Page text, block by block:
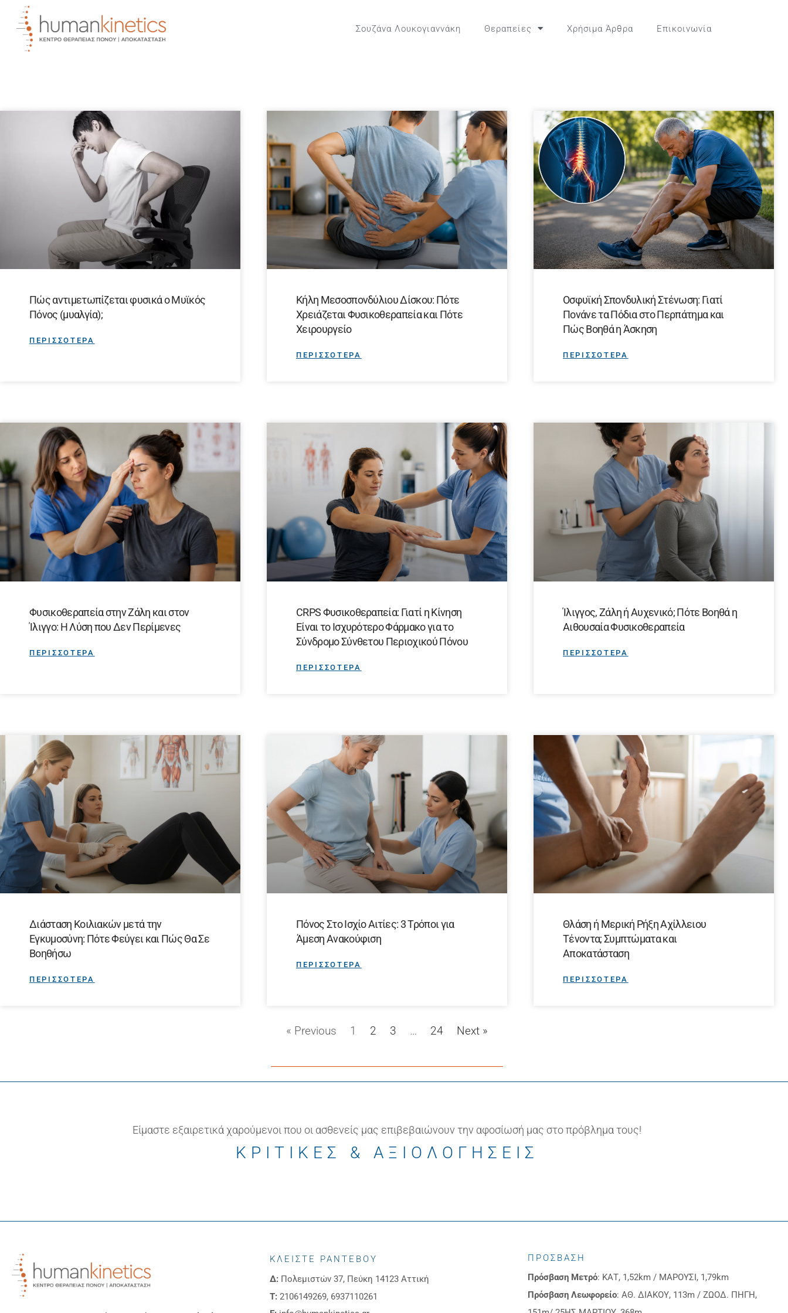
Σουζάνα Λουκογιαννάκη Θεραπείες Χρήσιμα Άρθρα Επικοινωνία
Πώς αντιμετωπίζεται φυσικά ο Μυϊκός
Πόνος (μυαλγία);
ΠΕΡΙΣΣΟΤΕΡΑ
Κήλη Μεσοσπονδύλιου Δίσκου: Πότε
Χρειάζεται Φυσικοθεραπεία και Πότε
Χειρουργείο
ΠΕΡΙΣΣΟΤΕΡΑ
Οσφυϊκή Σπονδυλική Στένωση: Γιατί
Πονάνε τα Πόδια στο Περπάτημα και
Πώς Βοηθά η Άσκηση
ΠΕΡΙΣΣΟΤΕΡΑ
Φυσικοθεραπεία στην Ζάλη και στον
Ίλιγγο: Η Λύση που Δεν Περίμενες
ΠΕΡΙΣΣΟΤΕΡΑ
CRPS Φυσικοθεραπεία: Γιατί η Κίνηση
Είναι το Ισχυρότερο Φάρμακο για το
Σύνδρομο Σύνθετου Περιοχικού Πόνου
ΠΕΡΙΣΣΟΤΕΡΑ
Ίλιγγος, Ζάλη ή Αυχενικό; Πότε Βοηθά η
Αιθουσαία Φυσικοθεραπεία
ΠΕΡΙΣΣΟΤΕΡΑ
Διάσταση Κοιλιακών μετά την
Εγκυμοσύνη: Πότε Φεύγει και Πώς Θα Σε
Βοηθήσω
ΠΕΡΙΣΣΟΤΕΡΑ
Πόνος Στο Ισχίο Αιτίες: 3 Τρόποι για
Άμεση Ανακούφιση
ΠΕΡΙΣΣΟΤΕΡΑ
Θλάση ή Μερική Ρήξη Αχίλλειου
Τένοντα; Συμπτώματα και
Αποκατάσταση
ΠΕΡΙΣΣΟΤΕΡΑ
« Previous 1 2 3 … 24 Next »
Είμαστε εξαιρετικά χαρούμενοι που οι ασθενείς μας επιβεβαιώνουν την αφοσίωσή μας στο πρόβλημα τους!
ΚΡΙΤΙΚΕΣ & ΑΞΙΟΛΟΓΗΣΕΙΣ
ΚΛΕΙΣΤΕ ΡΑΝΤΕΒΟΥ
Δ:Πολεμιστών 37, Πεύκη 14123 Αττική
Τ:2106149269, 6937110261
ΠΡΟΣΒΑΣΗ
Πρόσβαση Μετρό: ΚΑΤ, 1,52km / ΜΑΡΟΥΣΙ, 1,79km
Πρόσβαση Λεωφορείο: ΑΘ. ΔΙΑΚΟΥ, 113m / ΖΩΟΔ. ΠΗΓΗ,